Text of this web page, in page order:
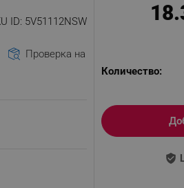
ID: 5V51112NSW
Проверка на
Количество: